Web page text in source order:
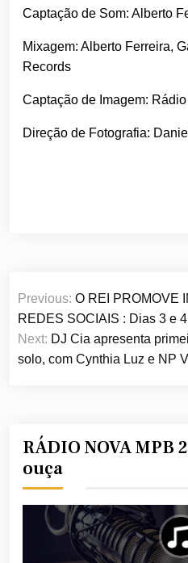
Captação de Som: Alberto
Mixagem: Alberto Ferreira,
Records
Captação de Imagem:
Direção de Fotografia:
Navegação
de
Post
Previous: O REI PROMOVE
REDES SOCIAIS : Dias 3 e 4
Next: DJ Cia apresenta
solo, com Cynthia Luz e NP
RÁDIO NOVA MPB
ouça